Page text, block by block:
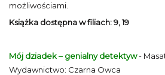
możliwościami.
Książka dostępna w filiach: 9, 19
Mój dziadek – genialny detektyw-
Wydawnictwo: Czarna Owca